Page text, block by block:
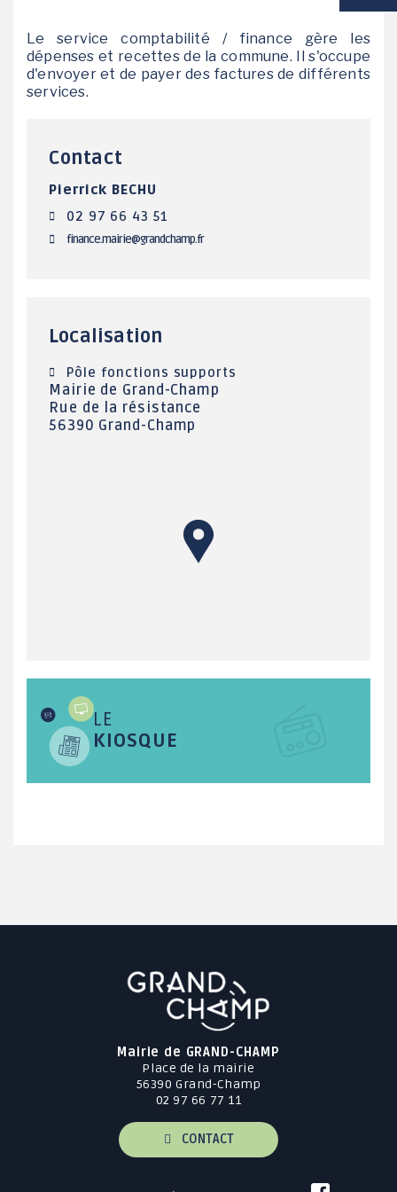
VIE SCOLAIRE
SOCIAL / SOLIDARITÉ
Le service comptabilité / finance gère les
dépenses et recettes de la commune. Il s'occupe
d'envoyer et de payer des factures de différents
services.
Contact
Pierrick BECHU
02 97 66 43 51
finance.mairie@grandchamp.fr
Localisation
Pôle fonctions supports
Mairie de Grand-Champ
Rue de la résistance
56390 Grand-Champ
LE
KIOSQUE
Mairie de GRAND-CHAMP
Place de la mairie
56390 Grand-Champ
02 97 66 77 11
CONTACT